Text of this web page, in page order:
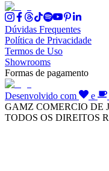
Dúvidas Frequentes
Política de Privacidade
Termos de Uso
Showrooms
Formas de pagamento
Desenvolvido com e
GAMZ COMERCIO DE
TODOS OS DIREITOS